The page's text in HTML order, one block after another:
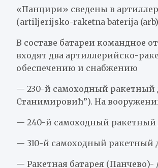
«Панцири» сведены в
(artiljerijsko-raketna baterija
В составе батареи командное
входят два артиллерийско-
обеспечению и снабжению
— 230-й самоходный
Станимировић”). На
— 240-й самоходный ракетный
— 310-й самоходный ракетный
— Ракетная батарея